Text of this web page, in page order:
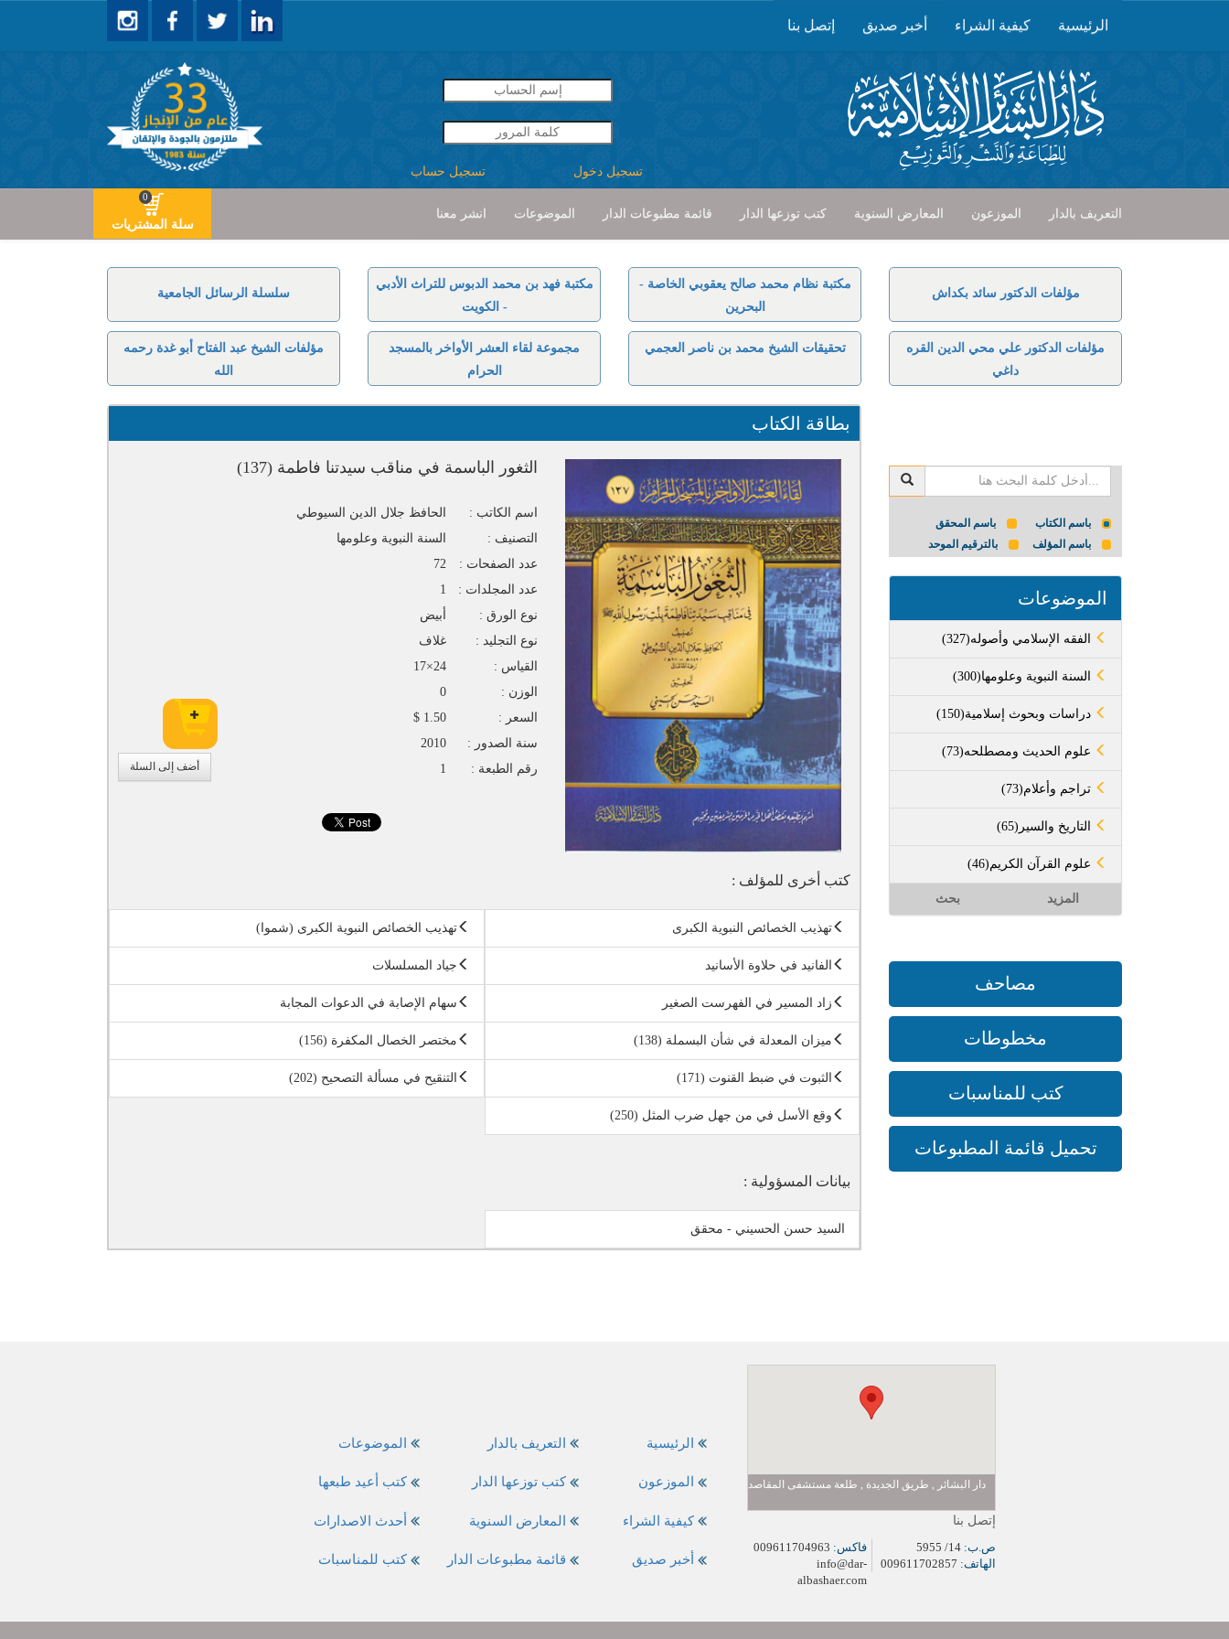
الرئيسية كيفية الشراء أخبر صديق إتصل بنا
تسجيل دخول تسجيل حساب
التعريف بالدار الموزعون المعارض السنوية كتب توزعها الدار قائمة مطبوعات الدار الموضوعات
انشر معنا
سلة المشتريات
0
سلسلة الرسائل الجامعية
مكتبة فهد بن محمد الدبوس للتراث الأدبي
- الكويت
مكتبة نظام محمد صالح يعقوبي الخاصة -
البحرين
مؤلفات الدكتور سائد بكداش
مؤلفات الشيخ عبد الفتاح أبو غدة رحمه
الله
مجموعة لقاء العشر الأواخر بالمسجد
الحرام
تحقيقات الشيخ محمد بن ناصر العجمي
مؤلفات الدكتور علي محي الدين القره
داغي
بطاقة الكتاب
أضف إلى السلة
الثغور الباسمة في مناقب سيدتنا فاطمة (137)
اسم الكاتب :
الحافظ جلال الدين السيوطي
التصنيف :
السنة النبوية وعلومها
عدد الصفحات :
72
عدد المجلدات :
1
نوع الورق :
أبيض
نوع التجليد :
غلاف
القياس :
24×17
الوزن :
0
السعر :
1.50 $
سنة الصدور :
2010
رقم الطبعة :
1
كتب أخرى للمؤلف :
تهذيب الخصائص النبوية الكبرى تهذيب الخصائص النبوية الكبرى (شموا)
الفانيد في حلاوة الأسانيد جياد المسلسلات
زاد المسير في الفهرست الصغير سهام الإصابة في الدعوات المجابة
ميزان المعدلة في شأن البسملة (138) مختصر الخصال المكفرة (156)
الثبوت في ضبط القنوت (171) التنقيح في مسألة التصحيح (202)
وقع الأسل في من جهل ضرب المثل (250)
بيانات المسؤولية :
السيد حسن الحسيني - محقق
باسم الكتاب
باسم المحقق
باسم المؤلف
بالترقيم الموحد
الموضوعات
بحث المزيد
مصاحف
مخطوطات
كتب للمناسبات
تحميل قائمة المطبوعات
الموضوعات
كتب أعيد طبعها
أحدث الاصدارات
كتب للمناسبات
التعريف بالدار
كتب توزعها الدار
المعارض السنوية
قائمة مطبوعات الدار
الرئيسية
الموزعون
كيفية الشراء
أخبر صديق
دار البشائر , طريق الجديدة , طلعة مستشفى المقاصد
إتصل بنا
ص.ب:
الهاتف:
فاكس:
info@dar-
albashaer.com